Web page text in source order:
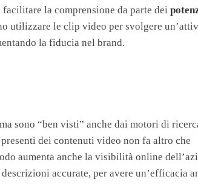
la comprensione da parte dei
utilizzare le clip video per svolgere
la fiducia nel brand.
sono “ben visti” anche dai motori di
dei contenuti video non fa altro che
aumenta anche la visibilità online
accurate, per avere un’efficacia